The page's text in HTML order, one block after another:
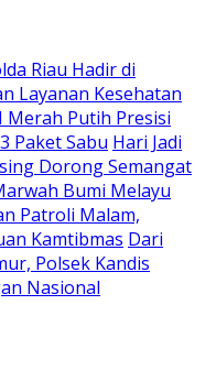
Riau Hadir di
Layanan Kesehatan
Merah Putih Presisi
Paket Sabu Hari Jadi
Dorong Semangat
Bumi Melayu
Patroli Malam,
Kamtibmas Dari
Polsek Kandis
Nasional